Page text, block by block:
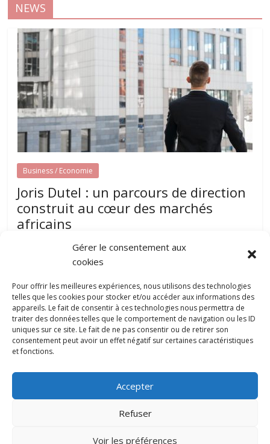
Gérer le consentement aux
cookies
Pour offrir les meilleures expériences, nous utilisons des technologies
telles que les cookies pour stocker et/ou accéder aux informations des
appareils. Le fait de consentir à ces technologies nous permettra de
traiter des données telles que le comportement de navigation ou les ID
uniques sur ce site. Le fait de ne pas consentir ou de retirer son
consentement peut avoir un effet négatif sur certaines caractéristiques
et fonctions.
Accepter
Refuser
Voir les préférences
NEWS
Business / Economie
Joris Dutel : un parcours de direction
construit au cœur des marchés
africains
Développer une entreprise dans plusieurs pays nécessite
expérience du management et une
Pourquoi la gestion locative devient un
levier stratégique pour valoriser son